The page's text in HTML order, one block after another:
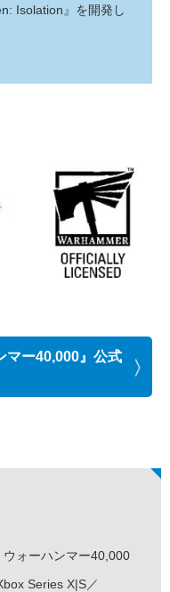
Isolation』を開発し
マー40,000』公式
ウォーハンマー40,000
Series X|S／